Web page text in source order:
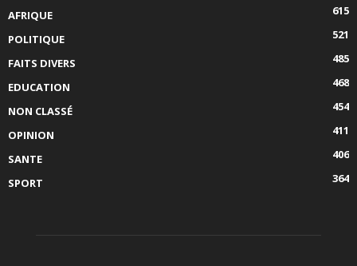
AFRIQUE
615
POLITIQUE
521
FAITS DIVERS
485
EDUCATION
468
NON CLASSÉ
454
OPINION
411
SANTE
406
SPORT
364